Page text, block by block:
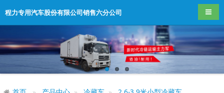
程力专用汽车股份有限公司销售六分公司 导航